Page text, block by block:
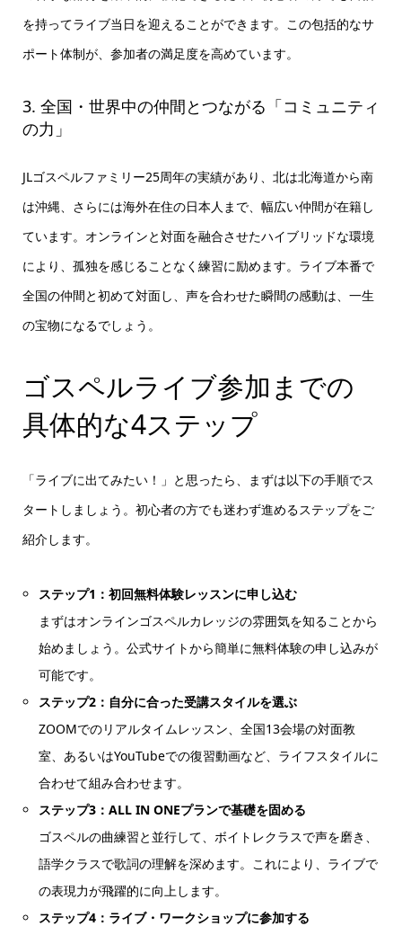
を持ってライブ当日を迎えることができます。この包括的なサ
ポート体制が、参加者の満足度を高めています。
3. 全国・世界中の仲間とつながる「コミュニティ
の力」
JLゴスペルファミリー25周年の実績があり、北は北海道から南
は沖縄、さらには海外在住の日本人まで、幅広い仲間が在籍し
ています。オンラインと対面を融合させたハイブリッドな環境
により、孤独を感じることなく練習に励めます。ライブ本番で
全国の仲間と初めて対面し、声を合わせた瞬間の感動は、一生
の宝物になるでしょう。
ゴスペルライブ参加までの
具体的な4ステップ
「ライブに出てみたい！」と思ったら、まずは以下の手順でス
タートしましょう。初心者の方でも迷わず進めるステップをご
紹介します。
ステップ1：初回無料体験レッスンに申し込む
まずはオンラインゴスペルカレッジの雰囲気を知ることから
始めましょう。公式サイトから簡単に無料体験の申し込みが
可能です。
ステップ2：自分に合った受講スタイルを選ぶ
ZOOMでのリアルタイムレッスン、全国13会場の対面教
室、あるいはYouTubeでの復習動画など、ライフスタイルに
合わせて組み合わせます。
ステップ3：ALL IN ONEプランで基礎を固める
ゴスペルの曲練習と並行して、ボイトレクラスで声を磨き、
語学クラスで歌詞の理解を深めます。これにより、ライブで
の表現力が飛躍的に向上します。
ステップ4：ライブ・ワークショップに参加する